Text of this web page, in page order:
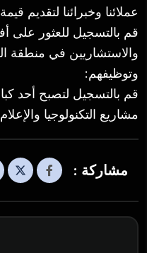
عملائنا وخبرائنا لتقديم
قم بالتسجيل للعثور على
والاستشاريين في منطقة
وتوظيفهم:
قم بالتسجيل لتصبح أحد
مشاريع التكنولوجيا
مشاركة :